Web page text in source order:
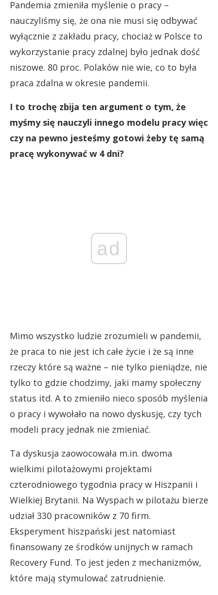
Pandemia zmieniła myślenie o pracy –
nauczyliśmy się, że ona nie musi się odbywać
wyłącznie z zakładu pracy, chociaż w Polsce to
wykorzystanie pracy zdalnej było jednak dość
niszowe. 80 proc. Polaków nie wie, co to była
praca zdalna w okresie pandemii.
I to trochę zbija ten argument o tym, że
myśmy się nauczyli innego modelu pracy więc
czy na pewno jesteśmy gotowi żeby tę samą
pracę wykonywać w 4 dni?
ad
Mimo wszystko ludzie zrozumieli w pandemii,
że praca to nie jest ich całe życie i że są inne
rzeczy które są ważne – nie tylko pieniądze, nie
tylko to gdzie chodzimy, jaki mamy społeczny
status itd. A to zmieniło nieco sposób myślenia
o pracy i wywołało na nowo dyskusję, czy tych
modeli pracy jednak nie zmieniać.
Ta dyskusja zaowocowała m.in. dwoma
wielkimi pilotażowymi projektami
czterodniowego tygodnia pracy w Hiszpanii i
Wielkiej Brytanii. Na Wyspach w pilotażu bierze
udział 330 pracowników z 70 firm.
Eksperyment hiszpański jest natomiast
finansowany ze środków unijnych w ramach
Recovery Fund. To jest jeden z mechanizmów,
które mają stymulować zatrudnienie.